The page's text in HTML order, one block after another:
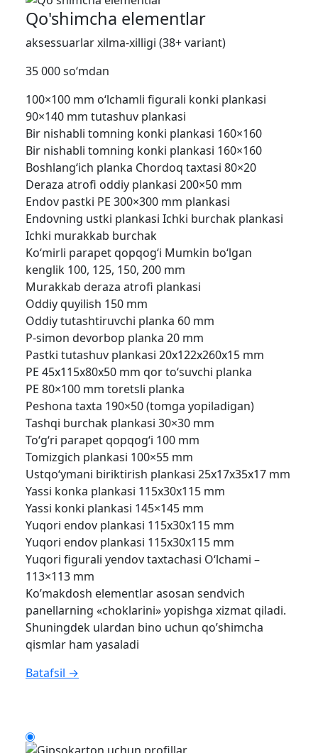
Qo'shimcha elementlar
aksessuarlar xilma-xilligi (38+ variant)
35 000 so‘mdan
100×100 mm o‘lchamli figurali konki plankasi
90×140 mm tutashuv plankasi
Bir nishabli tomning konki plankasi 160×160
Bir nishabli tomning konki plankasi 160×160
Boshlang‘ich planka Chordoq taxtasi 80×20
Deraza atrofi oddiy plankasi 200×50 mm
Endov pastki PE 300×300 mm plankasi
Endovning ustki plankasi Ichki burchak plankasi
Ichki murakkab burchak
Ko‘mirli parapet qopqog‘i Mumkin bo‘lgan
kenglik 100, 125, 150, 200 mm
Murakkab deraza atrofi plankasi
Oddiy quyilish 150 mm
Oddiy tutashtiruvchi planka 60 mm
P-simon devorbop planka 20 mm
Pastki tutashuv plankasi 20x122x260x15 mm
PE 45x115x80x50 mm qor to‘suvchi planka
PE 80×100 mm toretsli planka
Peshona taxta 190×50 (tomga yopiladigan)
Tashqi burchak plankasi 30×30 mm
To‘g‘ri parapet qopqog‘i 100 mm
Tomizgich plankasi 100×55 mm
Ustqo‘ymani biriktirish plankasi 25x17x35x17 mm
Yassi konka plankasi 115x30x115 mm
Yassi konki plankasi 145×145 mm
Yuqori endov plankasi 115x30x115 mm
Yuqori endov plankasi 115x30x115 mm
Yuqori figurali yendov taxtachasi O‘lchami –
113×113 mm
Ko’makdosh elementlar asosan sendvich
panellarning «choklarini» yopishga xizmat qiladi.
Shuningdek ulardan bino uchun qo’shimcha
qismlar ham yasaladi
Batafsil →